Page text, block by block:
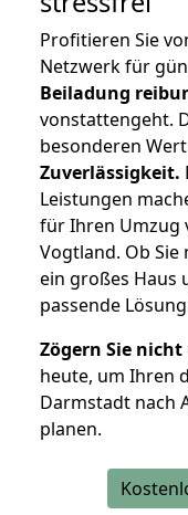
Profitieren Sie
Netzwerk für
Beiladung
vonstattengeht.
besonderen
Zuverlässigkeit.
Leistungen
für Ihren Umzug
Vogtland. Ob
ein großes Haus
passende
Zögern Sie nicht
heute, um Ihren
Darmstadt nach
planen.